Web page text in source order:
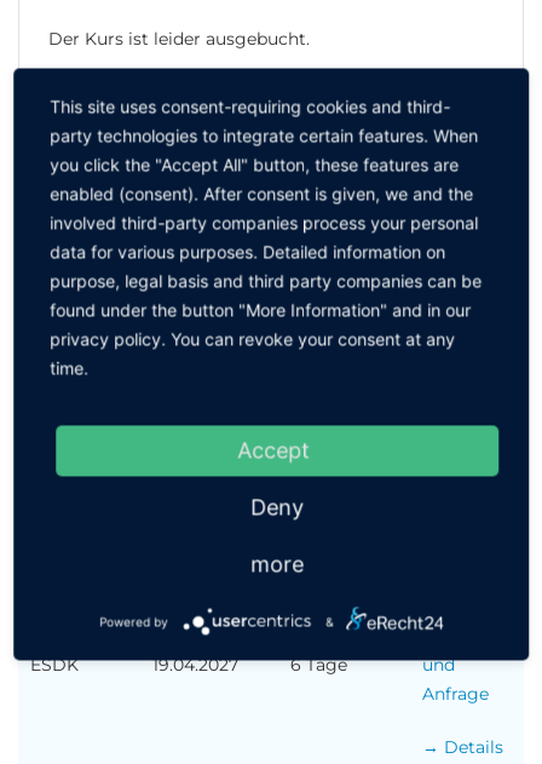
Der Kurs ist leider ausgebucht.
Alle Termine
Termine Dauer Anmeldung
ESDK 21.09.2026 6 Tage
→ Details
und
6 Tage
Anfrage
ESDK 19.04.2027 6 Tage
→ Details
und
Anfrage
→ Details
This site uses consent-requiring cookies and third-
party technologies to integrate certain features. When
you click the "Accept All" button, these features are
enabled (consent). After consent is given, we and the
involved third-party companies process your personal
data for various purposes. Detailed information on
purpose, legal basis and third party companies can be
found under the button "More Information" and in our
privacy policy. You can revoke your consent at any
time.
Accept
Deny
more
Powered by &